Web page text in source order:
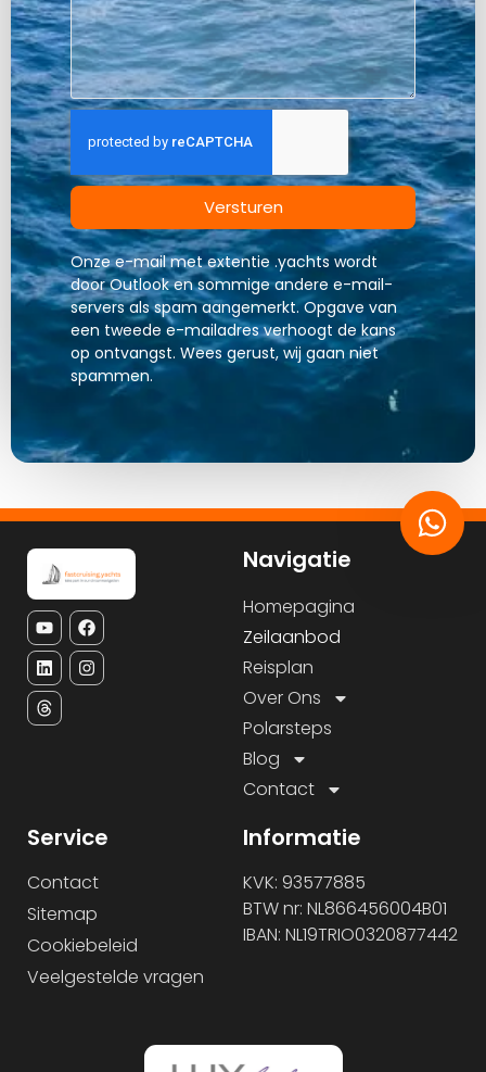
Versturen
Onze e-mail met extentie .yachts wordt
door Outlook en sommige andere e-mail-
servers als spam aangemerkt. Opgave van
een tweede e-mailadres verhoogt de kans
op ontvangst. Wees gerust, wij gaan niet
spammen.
Navigatie
Homepagina
Zeilaanbod
Reisplan
Over Ons
Polarsteps
Blog
Contact
Service
Contact
Sitemap
Cookiebeleid
Veelgestelde vragen
Informatie
KVK: 93577885
BTW nr: NL866456004B01
IBAN: NL19TRIO0320877442